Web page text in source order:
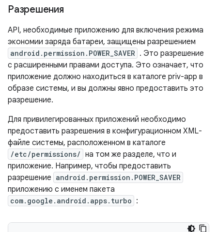
Разрешения
API, необходимые приложению для включения режима
экономии заряда батареи, защищены разрешением
android.permission.POWER_SAVER . Это разрешение
с расширенными правами доступа. Это означает, что
приложение должно находиться в каталоге priv-app в
образе системы, и вы должны явно предоставить это
разрешение.
Для привилегированных приложений необходимо
предоставить разрешения в конфигурационном XML-
файле системы, расположенном в каталоге
/etc/permissions/ на том же разделе, что и
приложение. Например, чтобы предоставить
разрешение android.permission.POWER_SAVER
приложению с именем пакета
com.google.android.apps.turbo :